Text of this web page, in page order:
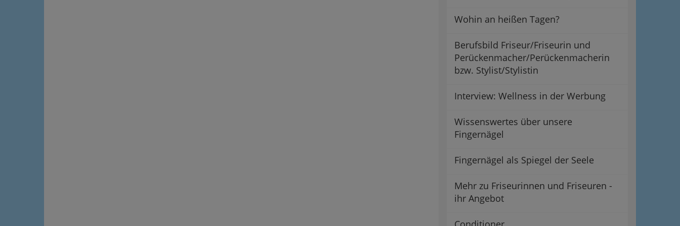
Wohin an heißen Tagen?
Berufsbild Friseur/Friseurin und
Perückenmacher/Perückenmacherin
bzw. Stylist/Stylistin
Interview: Wellness in der Werbung
Wissenswertes über unsere
Fingernägel
Fingernägel als Spiegel der Seele
Mehr zu Friseurinnen und Friseuren -
ihr Angebot